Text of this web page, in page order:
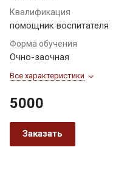
Квалификация
помощник воспитателя
Форма обучения
Очно-заочная
Все характеристики
5000
Заказать